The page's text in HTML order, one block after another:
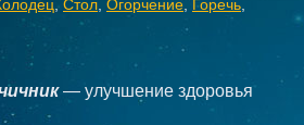
Стол Огорчение Горечь
— улучшение здоровья